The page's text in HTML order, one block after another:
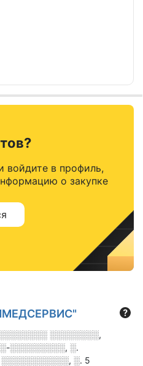
войдите в профиль,
о закупке
░░░░░░░░,
░░░░░░░░░, ░.
░. 5